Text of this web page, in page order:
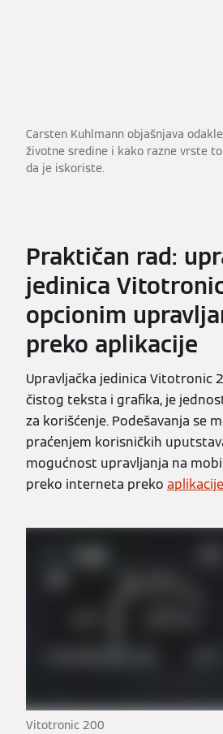
Carsten Kuhlmann objašnjava
životne sredine i kako razne vrste
da je iskoriste.
Praktičan rad:
jedinica
opcionim
preko aplikacije
Upravljačka jedinica Vitotronic
čistog teksta i grafika, je
za korišćenje. Podešavanja se
praćenjem korisničkih
mogućnost upravljanja na
preko interneta preko
Vitotronic 200